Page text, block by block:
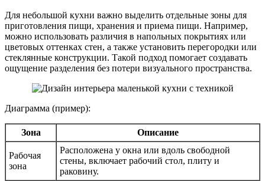
Для небольшой кухни важно выделить отдельные зоны для
приготовления пищи, хранения и приема пищи. Например,
можно использовать различия в напольных покрытиях или
цветовых оттенках стен, а также установить перегородки или
стеклянные конструкции. Такой подход помогает создавать
ощущение разделения без потери визуального пространства.
Диаграмма (пример):
Зона Описание
Рабочая
зона
Расположена у окна или вдоль свободной
стены, включает рабочий стол, плиту и
раковину.